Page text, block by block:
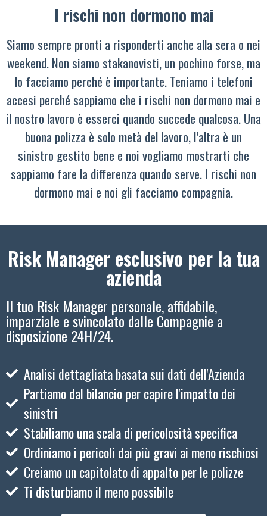
I rischi non dormono mai
Siamo sempre pronti a risponderti anche alla sera o nei
weekend. Non siamo stakanovisti, un pochino forse, ma
lo facciamo perché è importante. Teniamo i telefoni
accesi perché sappiamo che i rischi non dormono mai e
il nostro lavoro è esserci quando succede qualcosa. Una
buona polizza è solo metà del lavoro, l’altra è un
sinistro gestito bene e noi vogliamo mostrarti che
sappiamo fare la differenza quando serve. I rischi non
dormono mai e noi gli facciamo compagnia.
Risk Manager esclusivo per la tua
azienda
Il tuo Risk Manager personale, affidabile,
imparziale e svincolato dalle Compagnie a
disposizione 24H/24.
Analisi dettagliata basata sui dati dell'Azienda
Partiamo dal bilancio per capire l'impatto dei
sinistri
Stabiliamo una scala di pericolosità specifica
Ordiniamo i pericoli dai più gravi ai meno rischiosi
Creiamo un capitolato di appalto per le polizze
Ti disturbiamo il meno possibile